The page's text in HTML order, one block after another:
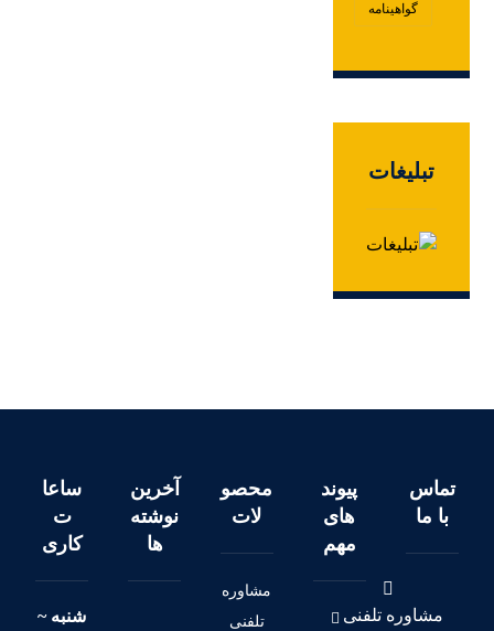
گواهینامه
تبلیغات
ساعا
ت
کاری
شنبه ~
آخرین
نوشته
ها
محصو
لات
مشاوره
تلفنی
پیوند
های
مهم
تماس
با ما
مشاوره تلفنی